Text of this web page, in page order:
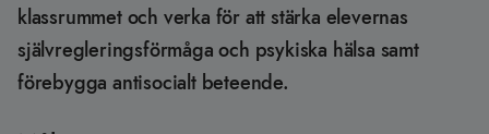
klassrummet och verka för att stärka elevernas
självregleringsförmåga och psykiska hälsa samt
förebygga antisocialt beteende.